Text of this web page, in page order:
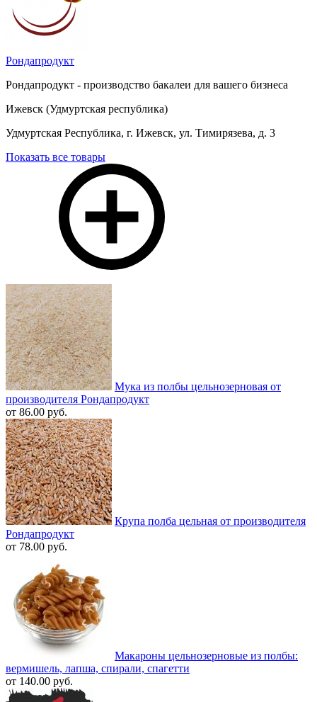
Рондапродукт
Рондапродукт - производство бакалеи для вашего бизнеса
Ижевск (Удмуртская республика)
Удмуртская Республика, г. Ижевск, ул. Тимирязева, д. 3
Показать все товары
Мука из полбы цельнозерновая от
производителя Рондапродукт
от 86.00 руб.
Крупа полба цельная от производителя
Рондапродукт
от 78.00 руб.
Макароны цельнозерновые из полбы:
вермишель, лапша, спирали, спагетти
от 140.00 руб.